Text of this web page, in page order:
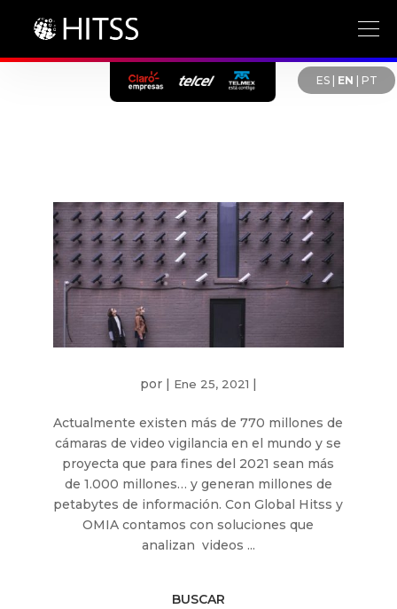
ES| EN PT
por | Ene 25, 2021 |
Actualmente existen más de 770 millones de
cámaras de video vigilancia en el mundo y se
proyecta que para fines del 2021 sean más
de 1.000 millones… y generan millones de
petabytes de información. Con Global Hitss y
OMIA contamos con soluciones que
analizan videos ...
BUSCAR